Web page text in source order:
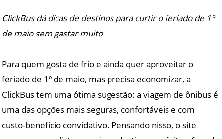
ClickBus dá dicas de destinos para curtir o feriado de 1º
de maio sem gastar muito
Para quem gosta de frio e ainda quer aproveitar o
feriado de 1º de maio, mas precisa economizar, a
ClickBus tem uma ótima sugestão: a viagem de ônibus é
uma das opções mais seguras, confortáveis e com
custo-benefício convidativo. Pensando nisso, o site